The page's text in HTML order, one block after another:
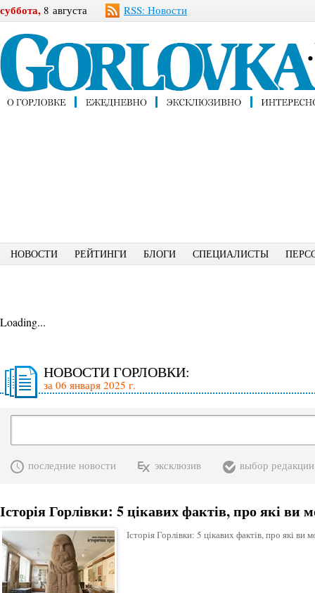
суббота, 8 августа RSS: Новости
НОВОСТИ РЕЙТИНГИ БЛОГИ СПЕЦИАЛИСТЫ
Loading...
НОВОСТИ ГОРЛОВКИ:
за 06 января 2025 г.
последние новости эксклюзив выбор редакции
Історія Горлівки: 5 цікавих фактів, про які ви
Історія Горлівки: 5 цікавих фактів, про які ви